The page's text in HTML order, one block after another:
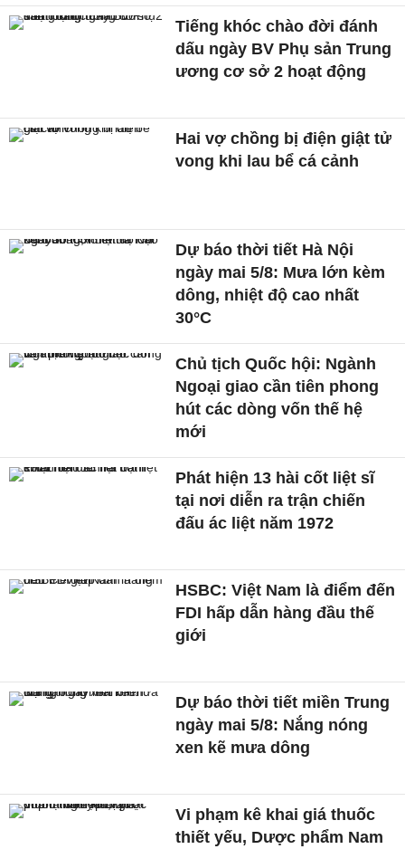
Tiếng khóc chào đời đánh
dấu ngày BV Phụ sản Trung
ương cơ sở 2 hoạt động
Hai vợ chồng bị điện giật tử
vong khi lau bể cá cảnh
Dự báo thời tiết Hà Nội
ngày mai 5/8: Mưa lớn kèm
dông, nhiệt độ cao nhất
30°C
Chủ tịch Quốc hội: Ngành
Ngoại giao cần tiên phong
hút các dòng vốn thế hệ
mới
Phát hiện 13 hài cốt liệt sĩ
tại nơi diễn ra trận chiến
đấu ác liệt năm 1972
HSBC: Việt Nam là điểm đến
FDI hấp dẫn hàng đầu thế
giới
Dự báo thời tiết miền Trung
ngày mai 5/8: Nắng nóng
xen kẽ mưa dông
Vi phạm kê khai giá thuốc
thiết yếu, Dược phẩm Nam